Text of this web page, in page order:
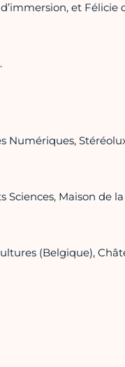
et Félicie
Numériques,
Sciences, Maison de
(Belgique),